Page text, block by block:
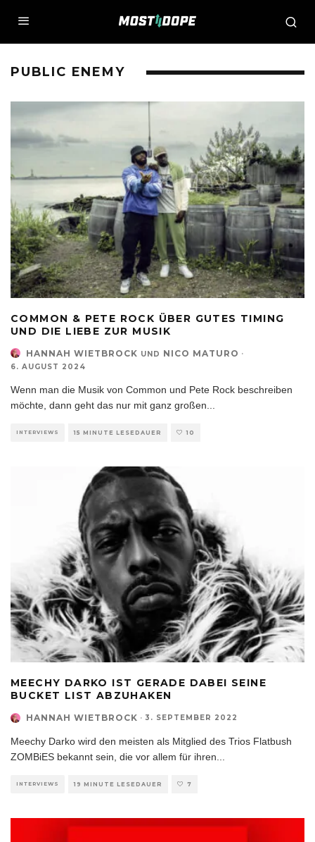
PUBLIC ENEMY
COMMON & PETE ROCK ÜBER GUTES TIMING
UND DIE LIEBE ZUR MUSIK
HANNAH WIETBROCK UND NICO MATURO ·
6. AUGUST 2024
Wenn man die Musik von Common und Pete Rock beschreiben
möchte, dann geht das nur mit ganz großen
INTERVIEWS 15 MINUTE LESEDAUER 10
MEECHY DARKO IST GERADE DABEI SEINE
BUCKET LIST ABZUHAKEN
HANNAH WIETBROCK · 3. SEPTEMBER 2022
Meechy Darko wird den meisten als Mitglied des Trios Flatbush
ZOMBiES bekannt sein, die vor allem für ihren...
INTERVIEWS 19 MINUTE LESEDAUER 7